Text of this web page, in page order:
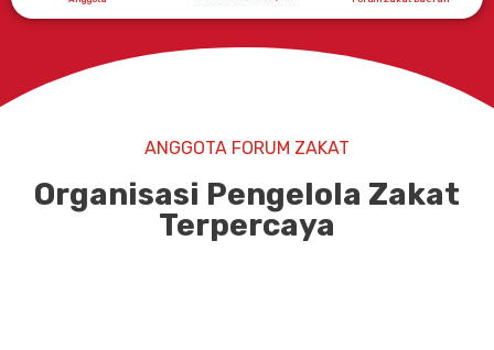
ANGGOTA FORUM ZAKAT
Organisasi Pengelola Zakat
Terpercaya